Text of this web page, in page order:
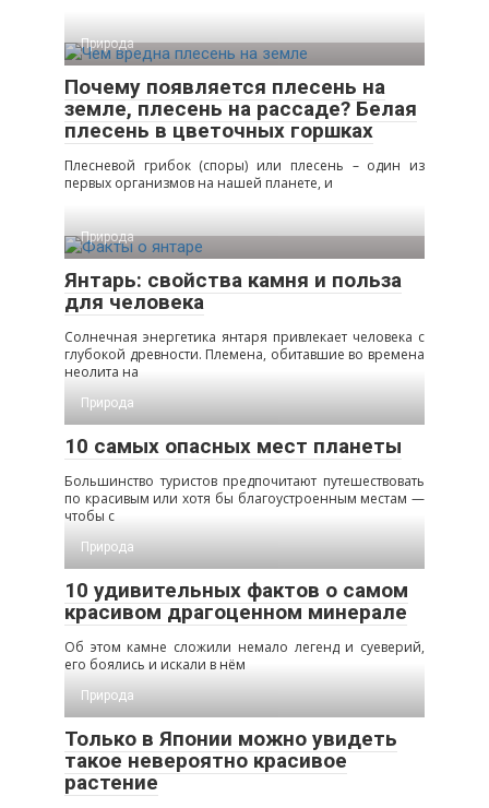
Природа
Почему появляется плесень на
земле, плесень на рассаде? Белая
плесень в цветочных горшках
Плесневой грибок (споры) или плесень – один из
первых организмов на нашей планете, и
Природа
Янтарь: свойства камня и польза
для человека
Солнечная энергетика янтаря привлекает человека с
глубокой древности. Племена, обитавшие во времена
неолита на
Природа
10 самых опасных мест планеты
Большинство туристов предпочитают путешествовать
по красивым или хотя бы благоустроенным местам —
чтобы с
Природа
10 удивительных фактов о самом
красивом драгоценном минерале
Об этом камне сложили немало легенд и суеверий,
его боялись и искали в нём
Природа
Только в Японии можно увидеть
такое невероятно красивое
растение